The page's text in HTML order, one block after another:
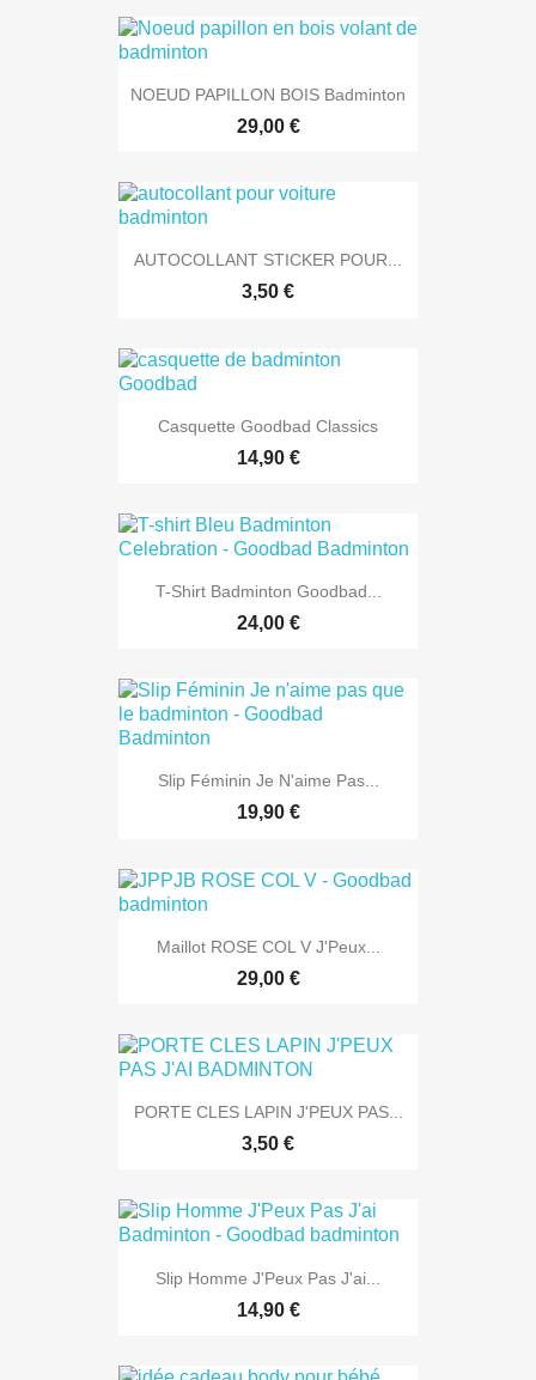
NOEUD PAPILLON BOIS Badminton
29,00 €
AUTOCOLLANT STICKER POUR...
3,50 €
Casquette Goodbad Classics
14,90 €
T-Shirt Badminton Goodbad...
24,00 €
Slip Féminin Je N'aime Pas...
19,90 €
Maillot ROSE COL V J'Peux...
29,00 €
PORTE CLES LAPIN J'PEUX PAS...
3,50 €
Slip Homme J'Peux Pas J'ai...
14,90 €